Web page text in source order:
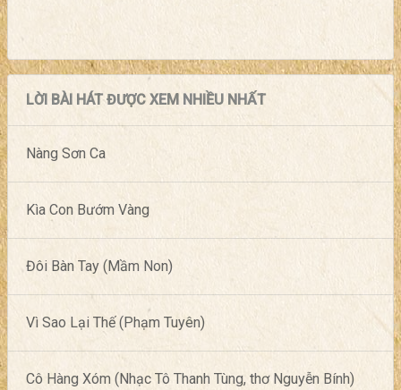
LỜI BÀI HÁT ĐƯỢC XEM NHIỀU NHẤT
Nàng Sơn Ca
Kìa Con Bướm Vàng
Đôi Bàn Tay (Mầm Non)
Vì Sao Lại Thế (Phạm Tuyên)
Cô Hàng Xóm (Nhạc Tô Thanh Tùng, thơ Nguyễn Bính)